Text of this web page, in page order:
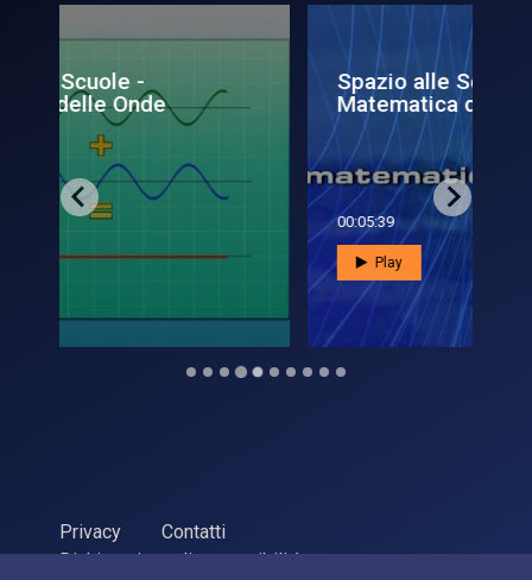
Spazio alle Scuole -
Matematica delle onde
00:05:39
Play
Privacy
Contatti
Dichiarazione di accessibilità